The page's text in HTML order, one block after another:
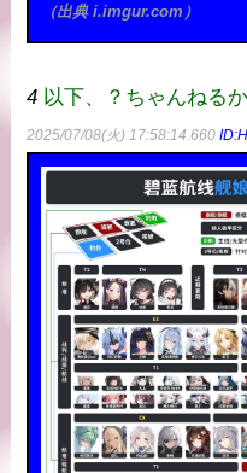
（出典 i.imgur.com）
4 以下、？ちゃんねる
2025/07/08(火) 17:58:14.660